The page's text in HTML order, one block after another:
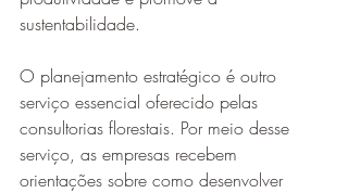
sustentabilidade.
O planejamento estratégico é outro
serviço essencial oferecido pelas
consultorias florestais. Por meio desse
serviço, as empresas recebem
orientações sobre como desenvolver